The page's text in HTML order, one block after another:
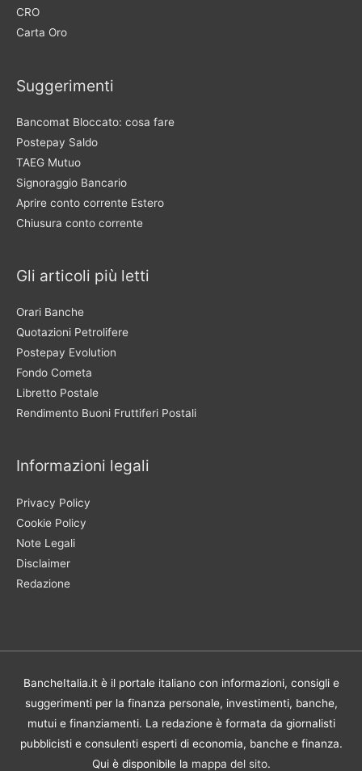
CRO
Carta Oro
Suggerimenti
Bancomat Bloccato: cosa fare
Postepay Saldo
TAEG Mutuo
Signoraggio Bancario
Aprire conto corrente Estero
Chiusura conto corrente
Gli articoli più letti
Orari Banche
Quotazioni Petrolifere
Postepay Evolution
Fondo Cometa
Libretto Postale
Rendimento Buoni Fruttiferi Postali
Informazioni legali
Privacy Policy
Cookie Policy
Note Legali
Disclaimer
Redazione
BancheItalia.it è il portale italiano con informazioni, consigli e
suggerimenti per la finanza personale, investimenti, banche,
mutui e finanziamenti. La redazione è formata da giornalisti
pubblicisti e consulenti esperti di economia, banche e finanza.
Qui è disponibile la mappa del sito.